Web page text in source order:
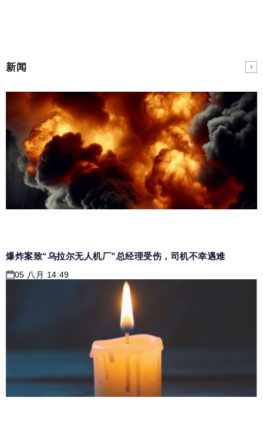
新闻
爆炸案致“乌拉尔无人机厂”总经理受伤，司机不幸遇难
05 八月 14:49